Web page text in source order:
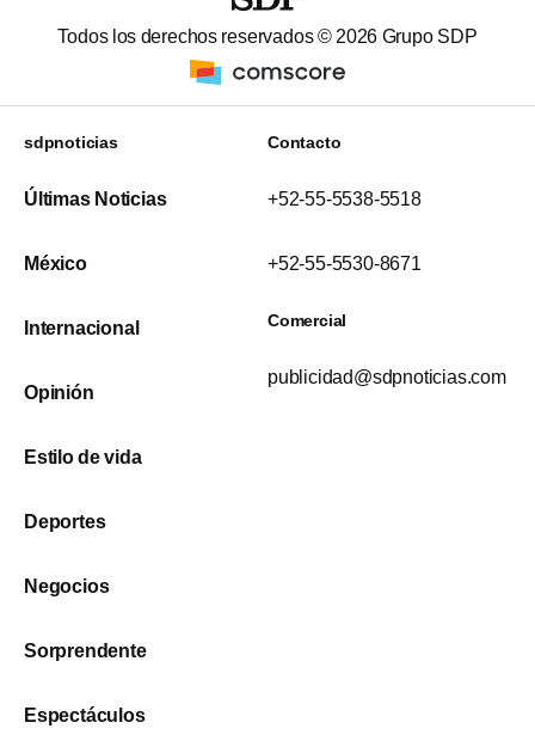
Todos los derechos reservados © 2026 Grupo SDP
sdpnoticias
Últimas Noticias
México
Internacional
Opinión
Estilo de vida
Deportes
Negocios
Sorprendente
Espectáculos
Contacto
+52-55-5538-5518
+52-55-5530-8671
Comercial
publicidad@sdpnoticias.com